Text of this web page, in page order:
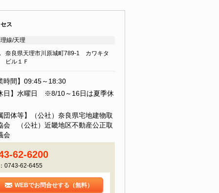
ス
線/天理
奈良県天理市川原城町789-1 カワキタ
ビル１Ｆ
時間】09:45～18:30
日】水曜日 ※8/10～16日は夏季休
団体等】（公社）奈良県宅地建物取
会 （公社）近畿地区不動産公正取
会
62-6200
0743-62-6455
WEBでお問合せする（無料）